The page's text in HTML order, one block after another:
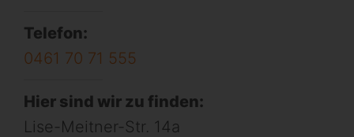
Telefon:
0461 70 71 555
Hier sind wir zu finden:
Lise-Meitner-Str. 14a